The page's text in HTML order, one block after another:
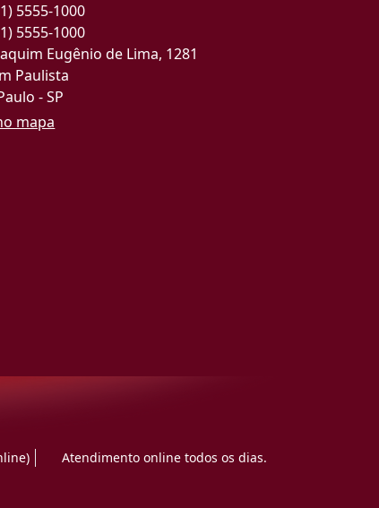
5555-1000
5555-1000
Eugênio de Lima, 1281
Paulista
- SP
mapa
Atendimento online todos os dias.